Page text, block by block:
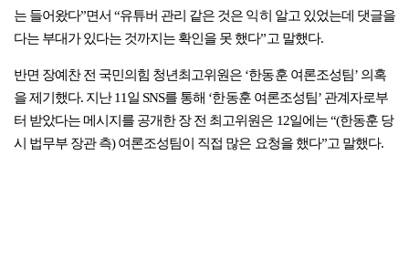
는 들어왔다”면서 “유튜버 관리 같은 것은 익히 알고 있었는데 댓글을
다는 부대가 있다는 것까지는 확인을 못 했다”고 말했다.
반면 장예찬 전 국민의힘 청년최고위원은 ‘한동훈 여론조성팀’ 의혹
을 제기했다. 지난 11일 SNS를 통해 ‘한동훈 여론조성팀’ 관계자로부
터 받았다는 메시지를 공개한 장 전 최고위원은 12일에는 “(한동훈 당
시 법무부 장관 측) 여론조성팀이 직접 많은 요청을 했다”고 말했다.